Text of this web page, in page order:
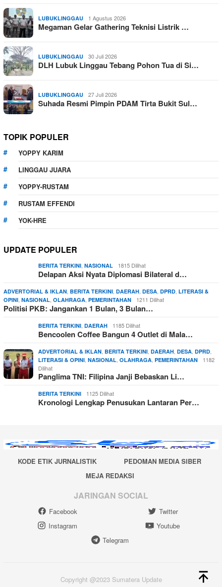
LUBUKLINGGAU 1 Agustus 2026
Megaman Gelar Gathering Teknisi Listrik …
LUBUKLINGGAU 30 Juli 2026
DLH Lubuk Linggau Tebang Pohon Tua di Si…
LUBUKLINGGAU 27 Juli 2026
Suhada Resmi Pimpin PDAM Tirta Bukit Sul…
TOPIK POPULER
YOPPY KARIM
LINGGAU JUARA
YOPPY-RUSTAM
RUSTAM EFFENDI
YOK-HRE
UPDATE POPULER
BERITA TERKINI NASIONAL 1815 Dilihat
Delapan Aksi Nyata Diplomasi Bilateral d…
ADVERTORIAL & IKLAN BERITA TERKINI DAERAH DESA DPRD LITERASI &
OPINI NASIONAL OLAHRAGA PEMERINTAHAN 1211 Dilihat
Politisi PKB: Jangankan 1 Bulan, 3 Bulan…
BERITA TERKINI DAERAH 1185 Dilihat
Bencoolen Coffee Bangun 4 Outlet di Mala…
ADVERTORIAL & IKLAN BERITA TERKINI DAERAH DESA DPRD
LITERASI & OPINI NASIONAL OLAHRAGA PEMERINTAHAN
1182
Dilihat
Panglima TNI: Filipina Janji Bebaskan Li…
BERITA TERKINI 1125 Dilihat
Kronologi Lengkap Penusukan Lantaran Per…
KODE ETIK JURNALISTIK
PEDOMAN MEDIA SIBER
MEJA REDAKSI
JARINGAN SOCIAL
Facebook
Twitter
Instagram
Youtube
Telegram
Copyright @2023 Sumatera Update